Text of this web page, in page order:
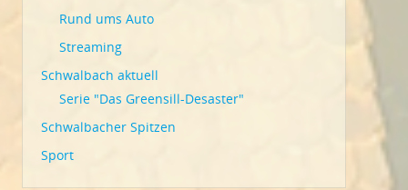
Rund ums Auto
Streaming
Schwalbach aktuell
Serie "Das Greensill-Desaster"
Schwalbacher Spitzen
Sport